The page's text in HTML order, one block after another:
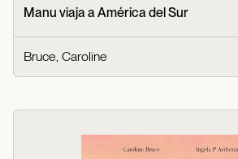
Manu viaja a América del Sur
Bruce, Caroline